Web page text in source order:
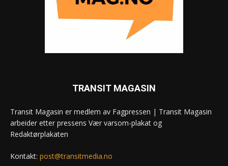
TRANSIT MAGASIN
Transit Magasin er medlem av Fagpressen | Transit Magasin
arbeider etter pressens Vær varsom-plakat og
Redaktørplakaten
Kontakt: post@transitmedia.no